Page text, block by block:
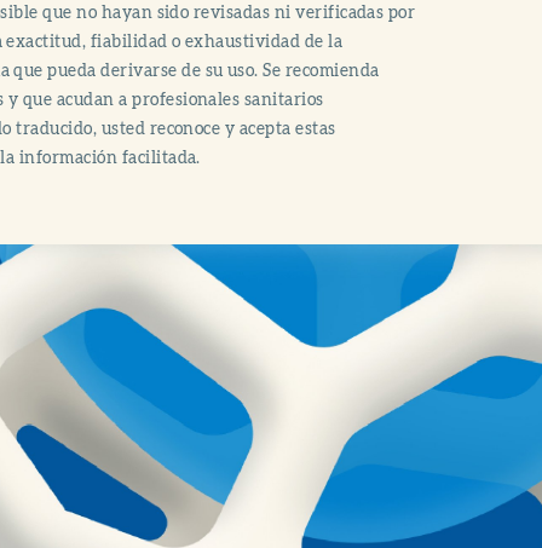
que no hayan sido revisadas ni verificadas por
exactitud, fiabilidad o exhaustividad de la
pueda derivarse de su uso. Se recomienda
que acudan a profesionales sanitarios
usted reconoce y acepta estas
información facilitada.